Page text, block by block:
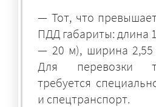
— Тот, что
ПДД габариты: длина
— 20 м), ширина 2,55
Для перевозки
требуется
и спецтранспорт.